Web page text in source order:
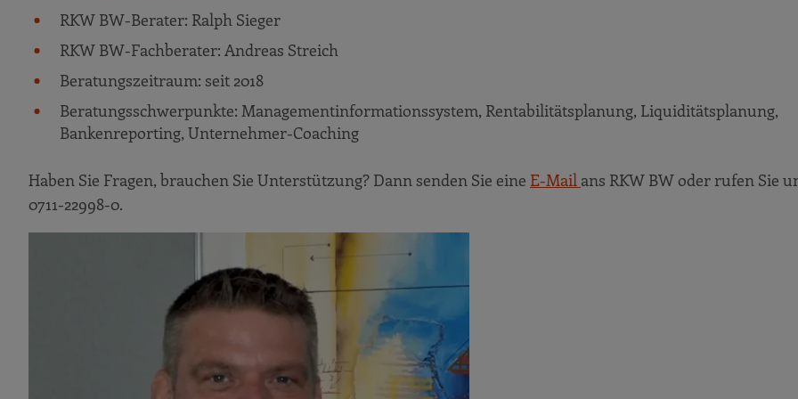
RKW BW-Berater: Ralph Sieger
RKW BW-Fachberater: Andreas Streich
Beratungszeitraum: seit 2018
Beratungsschwerpunkte: Managementinformationssystem, Rentabilitätsplanung, Liquiditätsplanung,
Bankenreporting, Unternehmer-Coaching
Haben Sie Fragen, brauchen Sie Unterstützung? Dann senden Sie eine E-Mail ans RKW BW oder rufen Sie
0711-22998-0.